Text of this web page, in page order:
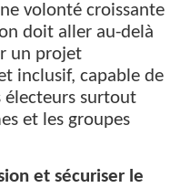
volonté croissante
doit aller au-delà
un projet
inclusif, capable de
électeurs surtout
et les groupes
et sécuriser le